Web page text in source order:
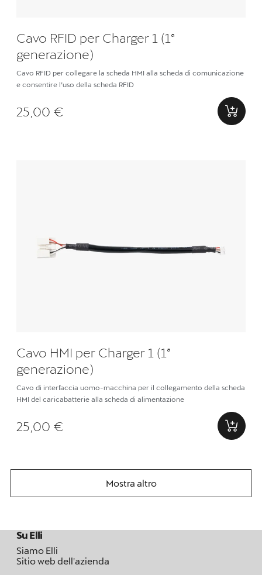
Cavo RFID per Charger 1 (1ª
generazione)
Cavo RFID per collegare la scheda HMI alla scheda di comunicazione
e consentire l’uso della scheda RFID
25,00 €
Cavo HMI per Charger 1 (1ª
generazione)
Cavo di interfaccia uomo-macchina per il collegamento della scheda
HMI del caricabatterie alla scheda di alimentazione
25,00 €
Mostra altro
Su Elli
Siamo Elli
Sitio web dell'azienda